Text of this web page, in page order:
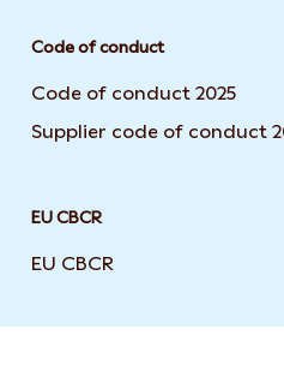
Code of conduct
Code of conduct 2025
Supplier code of conduct
EU CBCR
EU CBCR